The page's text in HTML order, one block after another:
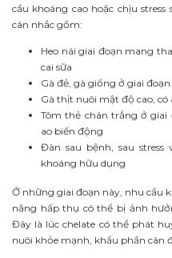
cầu khoáng cao hoặc chịu
cân nhắc gồm:
Heo nái giai đoạn mang
cai sữa
Gà đẻ, gà giống ở giai
Gà thịt nuôi mật độ cao, có
Tôm thẻ chân trắng ở
ao biến động
Đàn sau bệnh, sau
khoáng hữu dụng
Ở những giai đoạn này, nhu cầu
năng hấp thụ có thể bị ảnh
Đây là lúc chelate có thể phát
nuôi khỏe mạnh, khẩu phần cân